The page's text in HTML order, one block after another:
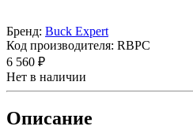
Бренд: Buck Expert
Код производителя: RBPC
6 560 ₽
Нет в наличии
Описание